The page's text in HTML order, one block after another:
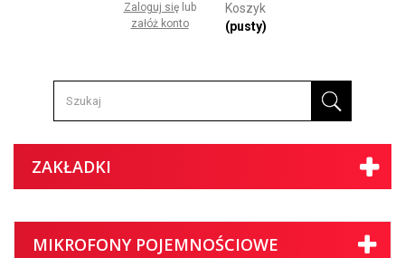
Zaloguj się lub
załóż konto
Koszyk
(pusty)
ZAKŁADKI
MIKROFONY POJEMNOŚCIOWE